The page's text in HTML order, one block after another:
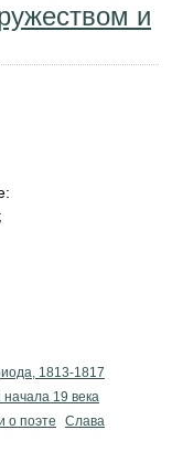
и
1813-1817
начала 19 века
о поэте
Слава